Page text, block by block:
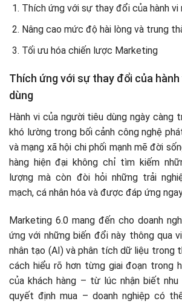
Thích ứng với sự thay đổi của hành vi
Nâng cao mức độ hài lòng và trung
Tối ưu hóa chiến lược Marketing
Thích ứng với sự thay đổi của
dùng
Hành vi của người tiêu dùng ngày càng
khó lường trong bối cảnh công nghệ
và mạng xã hội chi phối mạnh mẽ đời
hàng hiện đại không chỉ tìm kiếm
lượng mà còn đòi hỏi những trải
mạch, cá nhân hóa và được đáp ứng
Marketing 6.0 mang đến cho doanh
ứng với những biến đổi này thông qua
nhân tạo (AI) và phân tích dữ liệu trong
cách hiểu rõ hơn từng giai đoạn trong
của khách hàng – từ lúc nhận biết nhu
quyết định mua – doanh nghiệp có